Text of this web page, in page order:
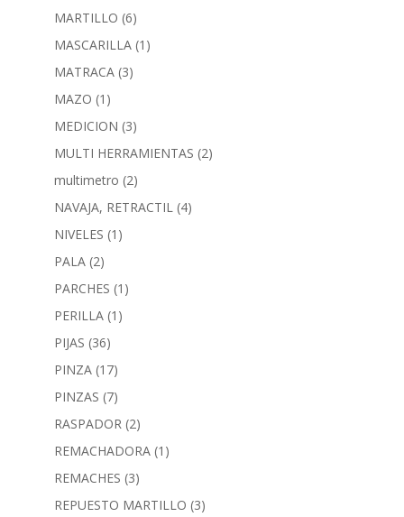
MARTILLO (6)
MASCARILLA (1)
MATRACA (3)
MAZO (1)
MEDICION (3)
MULTI HERRAMIENTAS (2)
multimetro (2)
NAVAJA, RETRACTIL (4)
NIVELES (1)
PALA (2)
PARCHES (1)
PERILLA (1)
PIJAS (36)
PINZA (17)
PINZAS (7)
RASPADOR (2)
REMACHADORA (1)
REMACHES (3)
REPUESTO MARTILLO (3)